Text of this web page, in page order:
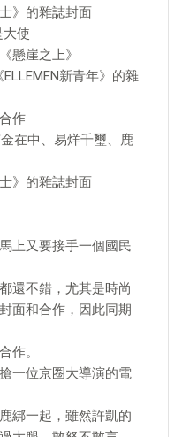
》的雜誌封面
大使
懸崖之上》
新青年》的雜
作
在中、易烊千璽、鹿
》的雜誌封面
上又要接手一個國民
還不錯，尤其是時尚
面和合作，因此同期
作。
一位京圈大導演的電
綁一起，雖然許凱的